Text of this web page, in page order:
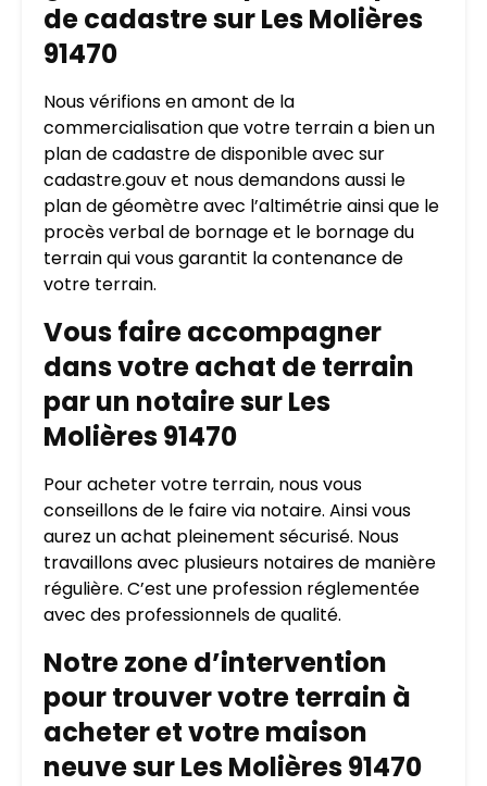
de cadastre sur Les Molières
91470
Nous vérifions en amont de la
commercialisation que votre terrain a bien un
plan de cadastre de disponible avec sur
cadastre.gouv et nous demandons aussi le
plan de géomètre avec l’altimétrie ainsi que le
procès verbal de bornage et le bornage du
terrain qui vous garantit la contenance de
votre terrain.
Vous faire accompagner
dans votre achat de terrain
par un notaire sur Les
Molières 91470
Pour acheter votre terrain, nous vous
conseillons de le faire via notaire. Ainsi vous
aurez un achat pleinement sécurisé. Nous
travaillons avec plusieurs notaires de manière
régulière. C’est une profession réglementée
avec des professionnels de qualité.
Notre zone d’intervention
pour trouver votre terrain à
acheter et votre maison
neuve sur Les Molières 91470